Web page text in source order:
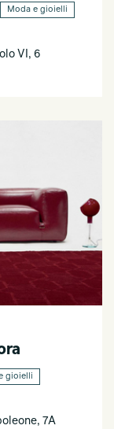
Moda e gioielli
VI, 6
gioielli
7A